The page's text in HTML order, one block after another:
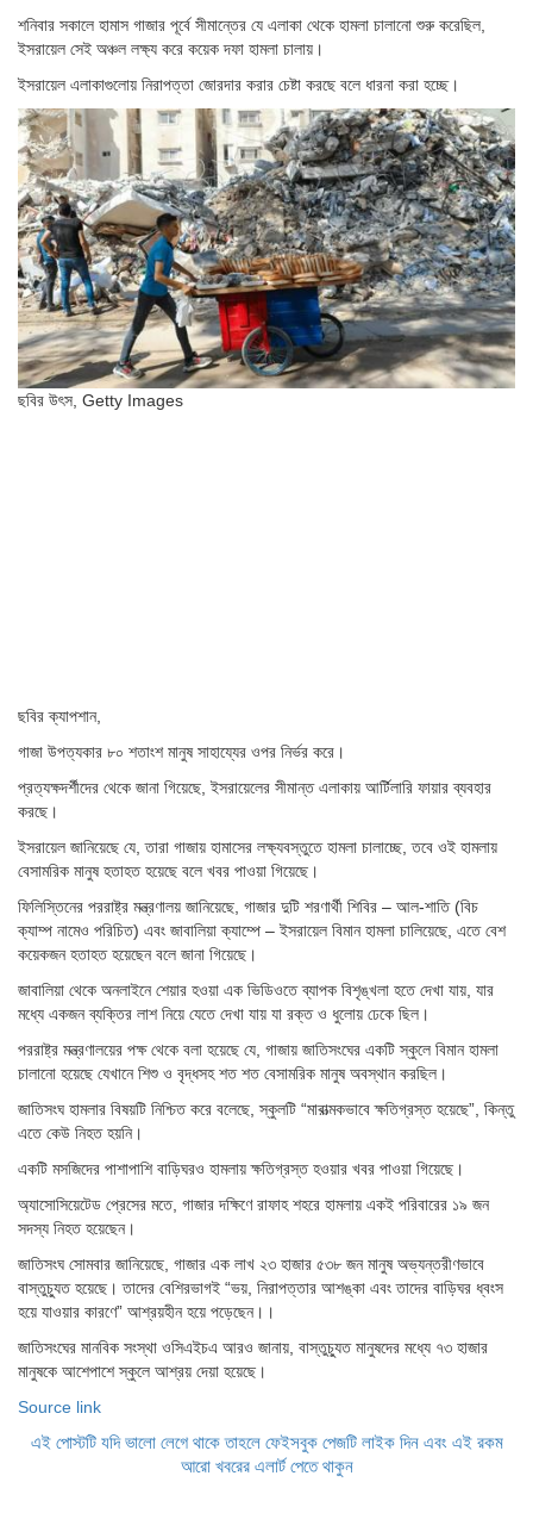
শনিবার সকালে হামাস গাজার পূর্বে সীমান্তের যে এলাকা থেকে হামলা চালানো শুরু করেছিল,
ইসরায়েল সেই অঞ্চল লক্ষ্য করে কয়েক দফা হামলা চালায়।
ইসরায়েল এলাকাগুলোয় নিরাপত্তা জোরদার করার চেষ্টা করছে বলে ধারনা করা হচ্ছে।
ছবির উৎস, Getty Images
ছবির ক্যাপশান,
গাজা উপত্যকার ৮০ শতাংশ মানুষ সাহায্যের ওপর নির্ভর করে।
প্রত্যক্ষদর্শীদের থেকে জানা গিয়েছে, ইসরায়েলের সীমান্ত এলাকায় আর্টিলারি ফায়ার ব্যবহার
করছে।
ইসরায়েল জানিয়েছে যে, তারা গাজায় হামাসের লক্ষ্যবস্তুতে হামলা চালাচ্ছে, তবে ওই হামলায়
বেসামরিক মানুষ হতাহত হয়েছে বলে খবর পাওয়া গিয়েছে।
ফিলিস্তিনের পররাষ্ট্র মন্ত্রণালয় জানিয়েছে, গাজার দুটি শরণার্থী শিবির – আল-শাতি (বিচ
ক্যাম্প নামেও পরিচিত) এবং জাবালিয়া ক্যাম্পে – ইসরায়েল বিমান হামলা চালিয়েছে, এতে বেশ
কয়েকজন হতাহত হয়েছেন বলে জানা গিয়েছে।
জাবালিয়া থেকে অনলাইনে শেয়ার হওয়া এক ভিডিওতে ব্যাপক বিশৃঙ্খলা হতে দেখা যায়, যার
মধ্যে একজন ব্যক্তির লাশ নিয়ে যেতে দেখা যায় যা রক্ত ও ধুলোয় ঢেকে ছিল।
পররাষ্ট্র মন্ত্রণালয়ের পক্ষ থেকে বলা হয়েছে যে, গাজায় জাতিসংঘের একটি স্কুলে বিমান হামলা
চালানো হয়েছে যেখানে শিশু ও বৃদ্ধসহ শত শত বেসামরিক মানুষ অবস্থান করছিল।
জাতিসংঘ হামলার বিষয়টি নিশ্চিত করে বলেছে, স্কুলটি “মারাত্মকভাবে ক্ষতিগ্রস্ত হয়েছে”, কিন্তু
এতে কেউ নিহত হয়নি।
একটি মসজিদের পাশাপাশি বাড়িঘরও হামলায় ক্ষতিগ্রস্ত হওয়ার খবর পাওয়া গিয়েছে।
অ্যাসোসিয়েটেড প্রেসের মতে, গাজার দক্ষিণে রাফাহ শহরে হামলায় একই পরিবারের ১৯ জন
সদস্য নিহত হয়েছেন।
জাতিসংঘ সোমবার জানিয়েছে, গাজার এক লাখ ২৩ হাজার ৫৩৮ জন মানুষ অভ্যন্তরীণভাবে
বাস্তুচ্যুত হয়েছে। তাদের বেশিরভাগই “ভয়, নিরাপত্তার আশঙ্কা এবং তাদের বাড়িঘর ধ্বংস
হয়ে যাওয়ার কারণে” আশ্রয়হীন হয়ে পড়েছেন।।
জাতিসংঘের মানবিক সংস্থা ওসিএইচএ আরও জানায়, বাস্তুচ্যুত মানুষদের মধ্যে ৭৩ হাজার
মানুষকে আশেপাশে স্কুলে আশ্রয় দেয়া হয়েছে।
Source link
এই পোস্টটি যদি ভালো লেগে থাকে তাহলে ফেইসবুক পেজটি লাইক দিন এবং এই রকম
আরো খবরের এলার্ট পেতে থাকুন